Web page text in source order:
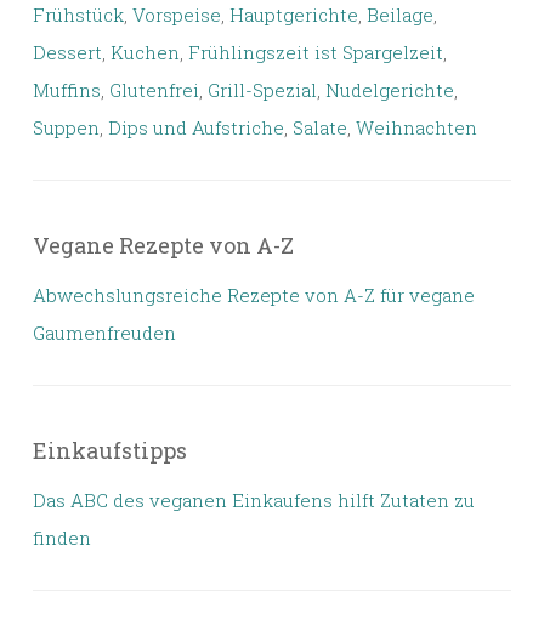
Frühstück Vorspeise Hauptgerichte Beilage
Dessert Kuchen Frühlingszeit ist Spargelzeit
Muffins Glutenfrei Grill-Spezial Nudelgerichte
Suppen Dips und Aufstriche Salate Weihnachten
Vegane Rezepte von A-Z
Abwechslungsreiche Rezepte von A-Z für vegane
Gaumenfreuden
Einkaufstipps
Das ABC des veganen Einkaufens hilft Zutaten zu
finden